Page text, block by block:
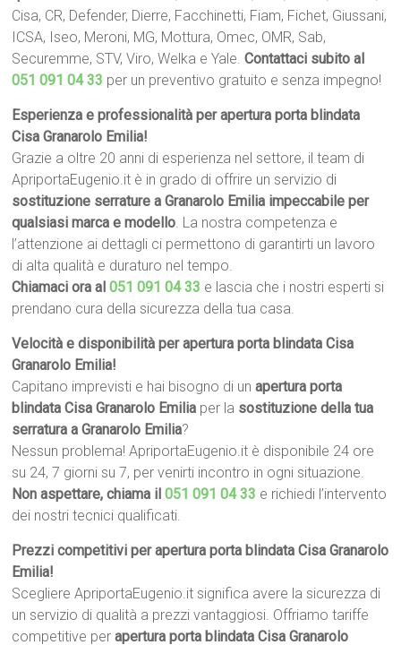
Cisa, CR, Defender, Dierre, Facchinetti, Fiam, Fichet, Giussani,
ICSA, Iseo, Meroni, MG, Mottura, Omec, OMR, Sab,
Securemme, STV, Viro, Welka e Yale.Contattaci subito al
051 091 04 33 per un preventivo gratuito e senza impegno!
Esperienza e professionalità per apertura porta blindata
Cisa Granarolo Emilia!
Grazie a oltre 20 anni di esperienza nel settore, il team di
ApriportaEugenio.it è in grado di offrire un servizio di
sostituzione serrature a Granarolo Emilia impeccabile per
qualsiasi marca e modello. La nostra competenza e
l’attenzione ai dettagli ci permettono di garantirti un lavoro
di alta qualità e duraturo nel tempo.
Chiamaci ora al051 091 04 33 e lascia che i nostri esperti si
prendano cura della sicurezza della tua casa.
Velocità e disponibilità per apertura porta blindata Cisa
Granarolo Emilia!
Capitano imprevisti e hai bisogno di unapertura porta
blindata Cisa Granarolo Emilia per la sostituzione della tua
serratura a Granarolo Emilia?
Nessun problema! ApriportaEugenio.it è disponibile 24 ore
su 24, 7 giorni su 7, per venirti incontro in ogni situazione.
Non aspettare, chiama il051 091 04 33 e richiedi l’intervento
dei nostri tecnici qualificati.
Prezzi competitivi per apertura porta blindata Cisa Granarolo
Emilia!
Scegliere ApriportaEugenio.it significa avere la sicurezza di
un servizio di qualità a prezzi vantaggiosi. Offriamo tariffe
competitive perapertura porta blindata Cisa Granarolo